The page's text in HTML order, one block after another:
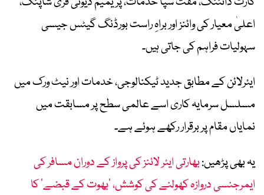
اعلیٰ معیار کی وائنز اور براہِ راست بورڈنگ گیٹس جیسی
سہولیات فراہم کی جاتی ہیں۔
ایئرلائن کے مطابق جدید ٹیکنالوجی، خدمات اور نیٹ ورک میں
مسلسل سرمایہ کاری اسے عالمی سطح پر مسابقت میں
نمایاں مقام پر برقرار رکھے ہوئے ہے۔
یہ بھی پڑھیں:بھارتی ایئر لائنز کی پرواز کے دوران مسافر کی
ایمرجنسی دروازہ کھولنے کی کوشش، ’بھوت کے قبضے‘ کا